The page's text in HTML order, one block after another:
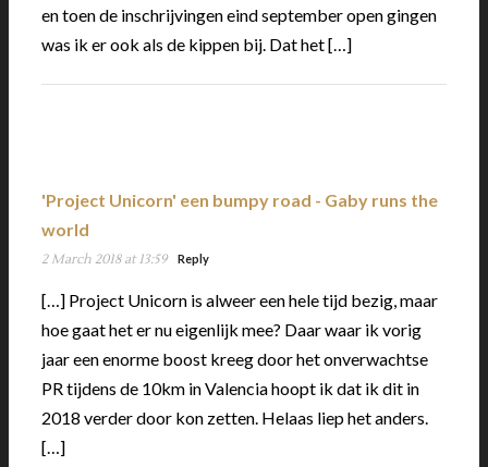
en toen de inschrijvingen eind september open gingen
was ik er ook als de kippen bij. Dat het […]
'Project Unicorn' een bumpy road - Gaby runs the
world
2 March 2018 at 13:59 Reply
[…] Project Unicorn is alweer een hele tijd bezig, maar
hoe gaat het er nu eigenlijk mee? Daar waar ik vorig
jaar een enorme boost kreeg door het onverwachtse
PR tijdens de 10km in Valencia hoopt ik dat ik dit in
2018 verder door kon zetten. Helaas liep het anders.
[…]